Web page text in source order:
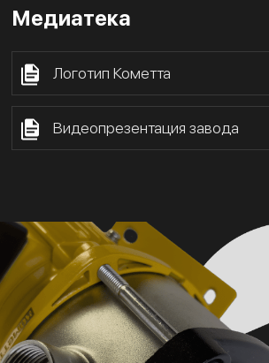
Медиатека
Логотип Кометта
Видеопрезентация завода